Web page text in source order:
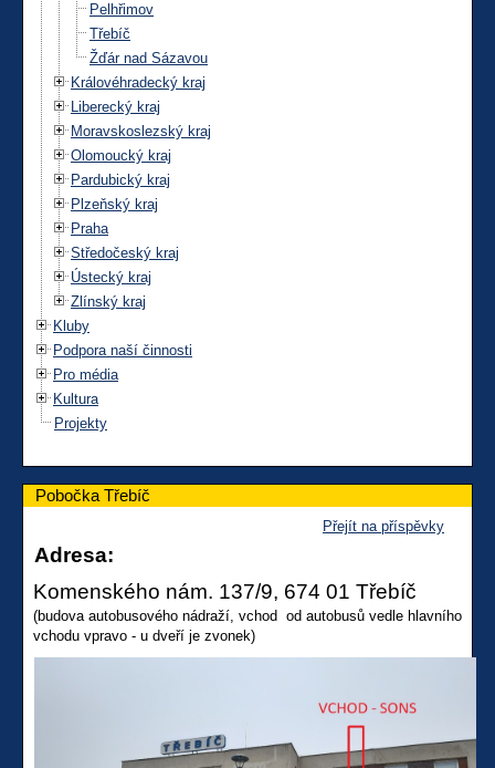
Pelhřimov
Třebíč
Žďár nad Sázavou
Královéhradecký kraj
Liberecký kraj
Moravskoslezský kraj
Olomoucký kraj
Pardubický kraj
Plzeňský kraj
Praha
Středočeský kraj
Ústecký kraj
Zlínský kraj
Kluby
Podpora naší činnosti
Pro média
Kultura
Projekty
Pobočka Třebíč
Přejít na příspěvky
Adresa:
Komenského nám. 137/9, 674 01 Třebíč
(budova autobusového nádraží, vchod od autobusů vedle hlavního
vchodu vpravo - u dveří je zvonek)